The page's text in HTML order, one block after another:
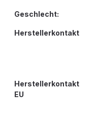
Geschlecht:
Herstellerkontakt
Herstellerkontakt
EU